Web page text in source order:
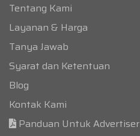
Tentang Kami
Layanan & Harga
Tanya Jawab
Syarat dan Ketentuan
Blog
Kontak Kami
Panduan Untuk Advertiser